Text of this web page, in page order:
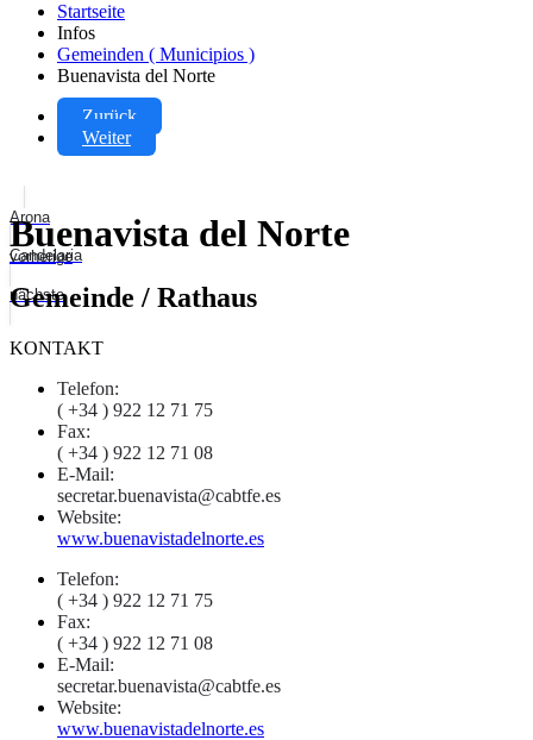
Startseite
Infos
Gemeinden ( Municipios )
Buenavista del Norte
Zurück
Weiter
Arona
vorherige
Candelaria
nächste
Buenavista del Norte
Gemeinde / Rathaus
KONTAKT
Telefon:
( +34 ) 922 12 71 75
Fax:
( +34 ) 922 12 71 08
E-Mail:
secretar.buenavista@cabtfe.es
Website:
www.buenavistadelnorte.es
Telefon:
( +34 ) 922 12 71 75
Fax:
( +34 ) 922 12 71 08
E-Mail:
secretar.buenavista@cabtfe.es
Website:
www.buenavistadelnorte.es